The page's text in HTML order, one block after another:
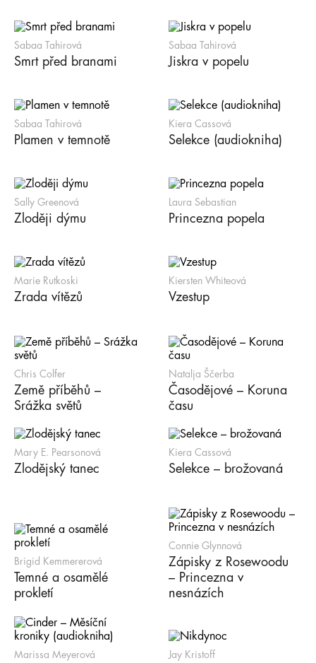
Sabaa Tahirová
Smrt před branami
Sabaa Tahirová
Jiskra v popelu
Sabaa Tahirová
Plamen v temnotě
Kiera Cassová
Selekce (audiokniha)
Sally Greenová
Zloději dýmu
Laura Sebastian
Princezna popela
Marie Rutkoski
Zrada vítězů
Kiersten Whiteová
Vzestup
Chris Colfer
Země příběhů –
Srážka světů
Natalja Ščerba
Časodějové – Koruna
času
Mary E. Pearsonová
Zlodějský tanec
Kiera Cassová
Selekce – brožovaná
Brigid Kemmererová
Temné a osamělé
prokletí
Connie Glynnová
Zápisky z Rosewoodu
– Princezna v
nesnázích
Marissa Meyerová Jay Kristoff